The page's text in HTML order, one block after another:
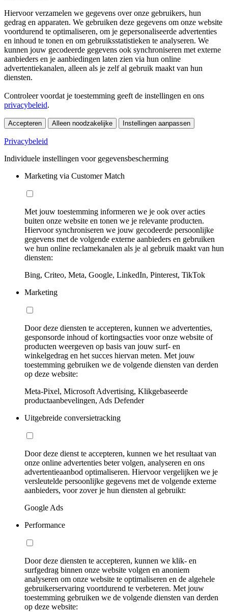
Hiervoor verzamelen we gegevens over onze gebruikers, hun
gedrag en apparaten. We gebruiken deze gegevens om onze website
voortdurend te optimaliseren, om je gepersonaliseerde advertenties
en inhoud te tonen en om gebruiksstatistieken te analyseren. We
kunnen jouw gecodeerde gegevens ook synchroniseren met externe
aanbieders en je aanbiedingen laten zien via hun online
advertentiekanalen, alleen als je zelf al gebruik maakt van hun
diensten.
Controleer voordat je toestemming geeft de instellingen en ons
privacybeleid.
Accepteren Alleen noodzakelijke Instellingen aanpassen
Privacybeleid
Individuele instellingen voor gegevensbescherming
Marketing via Customer Match
Met jouw toestemming informeren we je ook over acties
buiten onze website en tonen we je relevante producten.
Hiervoor synchroniseren we jouw gecodeerde persoonlijke
gegevens met de volgende externe aanbieders en gebruiken
we hun online reclamekanalen als je al gebruik maakt van hun
diensten:
Bing, Criteo, Meta, Google, LinkedIn, Pinterest, TikTok
Marketing
Door deze diensten te accepteren, kunnen we advertenties,
gesponsorde inhoud of kortingsacties voor onze website of
producten weergeven op basis van jouw surf- en
winkelgedrag en het succes hiervan meten. Met jouw
toestemming gebruiken we de volgende diensten van derden
op deze website:
Meta-Pixel, Microsoft Advertising, Klikgebaseerde
productaanbevelingen, Ads Defender
Uitgebreide conversietracking
Door deze dienst te accepteren, kunnen we het resultaat van
onze online advertenties beter volgen, analyseren en ons
advertentieaanbod optimaliseren. Hiervoor vergelijken we je
versleutelde persoonlijke gegevens met de volgende externe
aanbieders, voor zover je hun diensten al gebruikt:
Google Ads
Performance
Door deze diensten te accepteren, kunnen we klik- en
surfgedrag binnen onze website volgen en anoniem
analyseren om onze website te optimaliseren en de algehele
gebruikerservaring voortdurend te verbeteren. Met jouw
toestemming gebruiken we de volgende diensten van derden
op deze website: